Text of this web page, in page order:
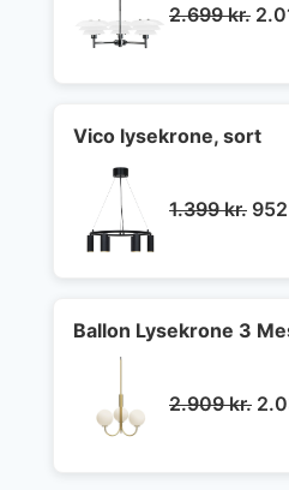
2.699kr.
Vico lysekrone, sort
1.399kr. Den
952
Ballon Lysekrone 3
2.909kr.